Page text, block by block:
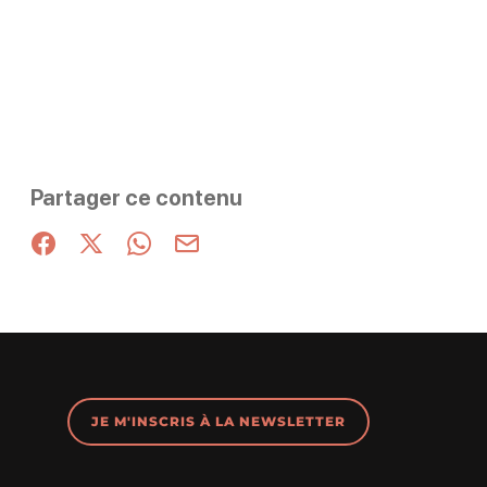
Partager ce contenu
Partager sur Facebook (nouvelle fenêtre)
Partager sur X / Twitter (nouvelle fenêtre)
Partager sur WhatsApp
Partager par mail
JE M'INSCRIS À LA NEWSLETTER